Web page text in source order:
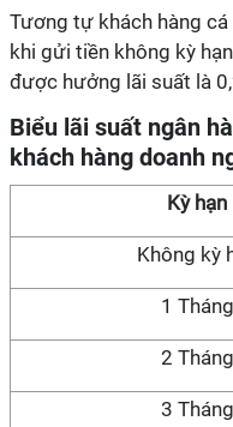
Tương tự khách hàng cá
khi gửi tiền không kỳ
được hưởng lãi suất là
Biểu lãi suất ngân
khách hàng doanh
Kỳ hạn
Không kỳ
1 Tháng
2 Tháng
3 Tháng